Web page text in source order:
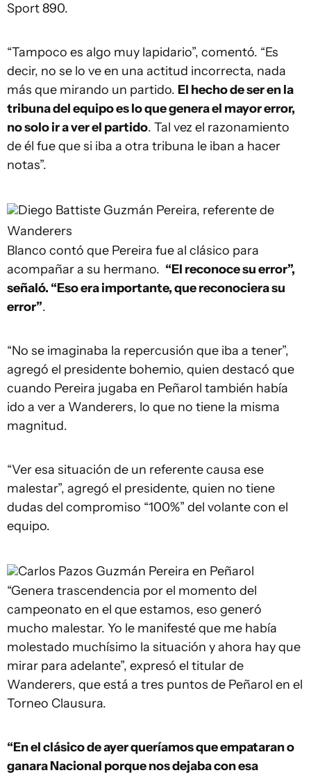
Sport 890.
“Tampoco es algo muy lapidario”, comentó. “Es
decir, no se lo ve en una actitud incorrecta, nada
más que mirando un partido. El hecho de ser en la
tribuna del equipo es lo que genera el mayor error,
no solo ir a ver el partido. Tal vez el razonamiento
de él fue que si iba a otra tribuna le iban a hacer
notas”.
Diego Battiste Guzmán Pereira, referente de
Wanderers
Blanco contó que Pereira fue al clásico para
acompañar a su hermano. “El reconoce su error”,
señaló. “Eso era importante, que reconociera su
error”.
“No se imaginaba la repercusión que iba a tener”,
agregó el presidente bohemio, quien destacó que
cuando Pereira jugaba en Peñarol también había
ido a ver a Wanderers, lo que no tiene la misma
magnitud.
“Ver esa situación de un referente causa ese
malestar”, agregó el presidente, quien no tiene
dudas del compromiso “100%” del volante con el
equipo.
Carlos Pazos Guzmán Pereira en Peñarol
“Genera trascendencia por el momento del
campeonato en el que estamos, eso generó
mucho malestar. Yo le manifesté que me había
molestado muchísimo la situación y ahora hay que
mirar para adelante”, expresó el titular de
Wanderers, que está a tres puntos de Peñarol en el
Torneo Clausura.
“En el clásico de ayer queríamos que empataran o
ganara Nacional porque nos dejaba con esa